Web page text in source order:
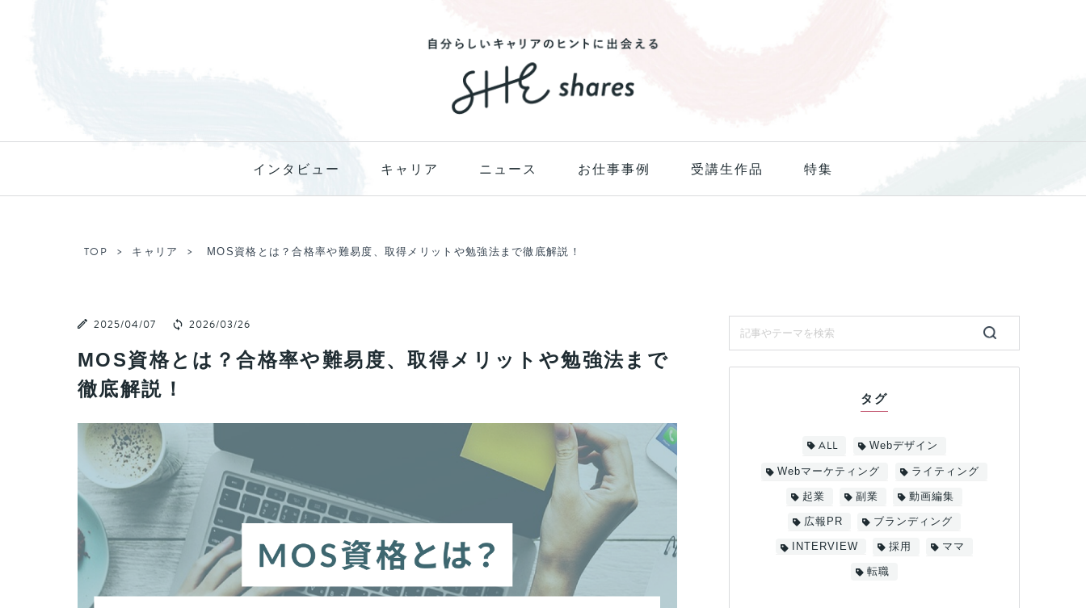
インタビュー キャリア ニュース お仕事事例 受講生作品 特集
TOP キャリア MOS資格とは？合格率や難易度、取得メリットや勉強法まで徹底解説！
2025/04/07 2026/03/26
MOS資格とは？合格率や難易度、取得メリットや勉強法まで
徹底解説！
タグ
ALL Webデザイン
Webマーケティング ライティング
起業 副業 動画編集
広報PR ブランディング
INTERVIEW 採用 ママ
転職